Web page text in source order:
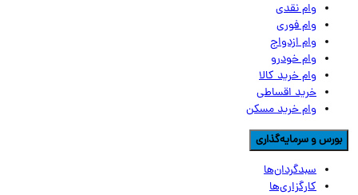
وام نقدی
وام فوری
وام ازدواج
وام خودرو
وام خرید کالا
خرید اقساطی
وام خرید مسکن
و سرمایه‌گذاری
سبدگردان‌ها
کارگزاری‌ها